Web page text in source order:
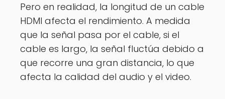
Pero en realidad, la longitud de un cable
HDMI afecta el rendimiento. A medida
que la señal pasa por el cable, si el
cable es largo, la señal fluctúa debido a
que recorre una gran distancia, lo que
afecta la calidad del audio y el video.